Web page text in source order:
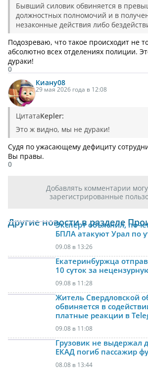
Бывший силовик обвиняется в
должностных полномочий и в
незаконные действия либо
Подозреваю, что такое происходит не
абсолютно всех отделениях полиции.
дураки!
0
Киану08
29 мая 2026 года в 12:08
ЦитатаKepler:
Это ж видно, мы не дураки!
Судя по ужасающему дефициту
Вы правы.
0
Добавлять комментарии
зарегистрированные
Другие новости в разделе
Эксперт объяснил,
БПЛА атакуют Урал по
09.08 в 13:26
Екатеринбуржца
10 суток за
09.08 в 11:28
Житель Свердловской
обвиняется в
платные реакции в
09.08 в 11:08
Грузовик не выдержал
ЕКАД погиб пассажир
08.08 в 13:44